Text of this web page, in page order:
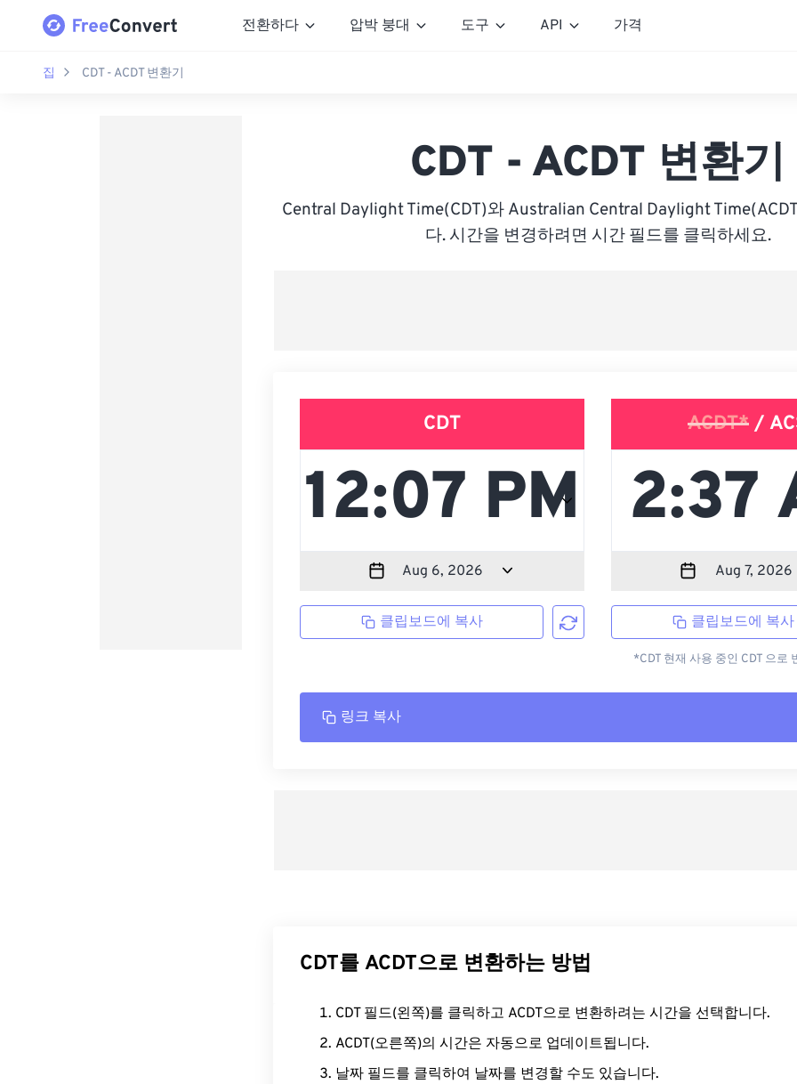
전환하다 압박 붕대 도구 API 가격
집 CDT - ACDT 변환기
CDT - ACDT 변환기
Central Daylight Time(CDT)와 Australian Central Daylight
다. 시간을 변경하려면 시간 필드를 클릭하세요.
CDT
클립보드에 복사
ACDT* /
클립보드에 복사
*CDT 현재 사용 중인 CDT 으로
링크 복사
CDT를 ACDT으로 변환하는 방법
CDT 필드(왼쪽)를 클릭하고 ACDT으로 변환하려는 시간을 선택합니다.
ACDT(오른쪽)의 시간은 자동으로 업데이트됩니다.
날짜 필드를 클릭하여 날짜를 변경할 수도 있습니다.